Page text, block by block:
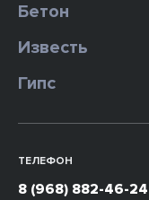
Бетон
Известь
Гипс
ТЕЛЕФОН
8 (968) 882-46-24